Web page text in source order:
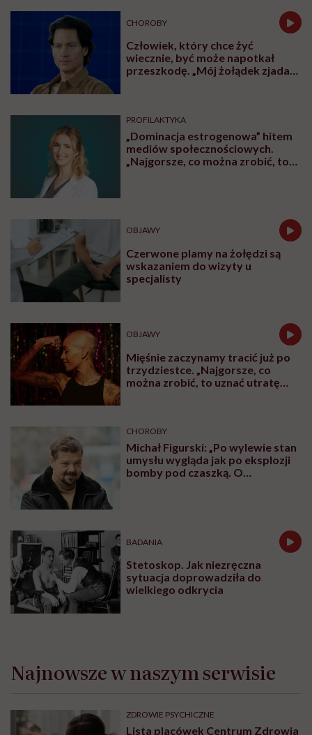
Najpopularniejsze
Jagoda choruje na alzheimera o
wczesnym początku. „Zostało mi
10, może 11 wakacji, a kolejnych
nie będę już świadoma”
serca. „To najstraszniejsza rzecz,
Człowiek, który chce żyć
przeszkodę. „Mój żołądek zjada
sam siebie”
mediów społecznościowych.
„Najgorsze, co można zrobić, to
leczyć modne hasło”
Czerwone plamy na żołędzi są
specjalisty
można zrobić, to uznać utratę
sprawności za nieunikniony
CHOROBY
Michał Figurski: „Po wylewie stan